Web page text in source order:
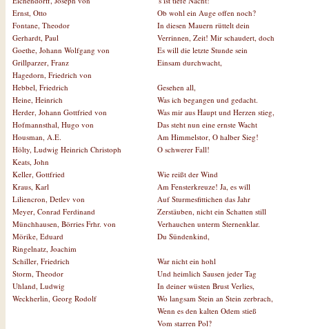
Ernst, Otto
Fontane, Theodor
Gerhardt, Paul
Goethe, Johann Wolfgang von
Grillparzer, Franz
Hagedorn, Friedrich von
Hebbel, Friedrich
Heine, Heinrich
Herder, Johann Gottfried von
Hofmannsthal, Hugo von
Housman, A.E.
Hölty, Ludwig Heinrich Christoph
Keats, John
Keller, Gottfried
Kraus, Karl
Liliencron, Detlev von
Meyer, Conrad Ferdinand
Münchhausen, Börries Frhr. von
Mörike, Eduard
Ringelnatz, Joachim
Schiller, Friedrich
Storm, Theodor
Uhland, Ludwig
Weckherlin, Georg Rodolf
Ob wohl ein Auge offen noch?
In diesen Mauern rüttelt dein
Verrinnen, Zeit! Mir schaudert, doch
Es will die letzte Stunde sein
Einsam durchwacht,
Gesehen all,
Was ich begangen und gedacht.
Was mir aus Haupt und Herzen stieg,
Das steht nun eine ernste Wacht
Am Himmelstor, O halber Sieg!
O schwerer Fall!
Wie reißt der Wind
Am Fensterkreuze! Ja, es will
Auf Sturmesfittichen das Jahr
Zerstäuben, nicht ein Schatten still
Verhauchen unterm Sternenklar.
Du Sündenkind,
War nicht ein hohl
Und heimlich Sausen jeder Tag
In deiner wüsten Brust Verlies,
Wo langsam Stein an Stein zerbrach,
Wenn es den kalten Odem stieß
Vom starren Pol?